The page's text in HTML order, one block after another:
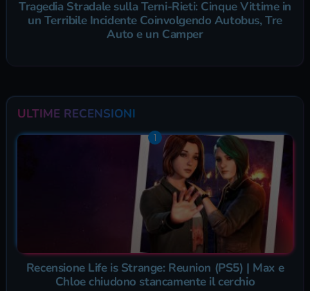
Tragedia Stradale sulla Terni-Rieti: Cinque Vittime in
un Terribile Incidente Coinvolgendo Autobus, Tre
Auto e un Camper
ULTIME RECENSIONI
Recensione Life is Strange: Reunion (PS5) | Max e
Chloe chiudono stancamente il cerchio